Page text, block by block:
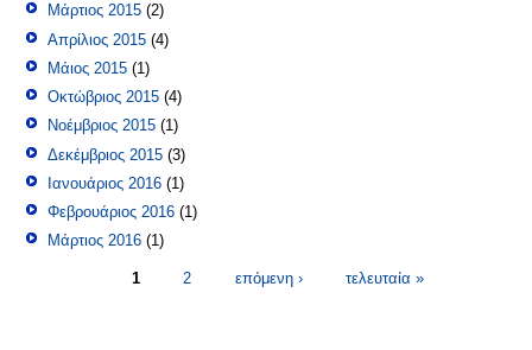
Μάρτιος 2015(2)
Απρίλιος 2015(4)
Μάιος 2015(1)
Οκτώβριος 2015(4)
Νοέμβριος 2015(1)
Δεκέμβριος 2015(3)
Ιανουάριος 2016(1)
Φεβρουάριος 2016(1)
Μάρτιος 2016(1)
1 2 επόμενη › τελευταία »